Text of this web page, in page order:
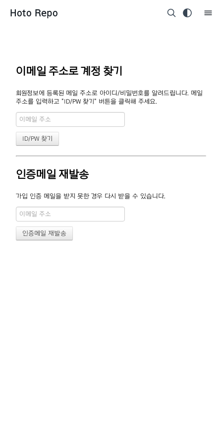
Hoto Repo
이메일 주소로 계정 찾기
회원정보에 등록된 메일 주소로 아이디/비밀번호를 알려드립니다. 메일
주소를 입력하고 "ID/PW 찾기" 버튼을 클릭해 주세요.
인증메일 재발송
가입 인증 메일을 받지 못한 경우 다시 받을 수 있습니다.